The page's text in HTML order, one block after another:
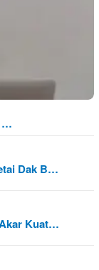
…
Dak B…
Kuat…